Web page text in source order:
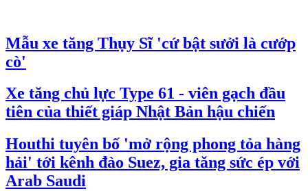
Mẫu xe tăng Thụy Sĩ 'cứ bật sưởi là cướp
cò'
Xe tăng chủ lực Type 61 - viên gạch đầu
tiên của thiết giáp Nhật Bản hậu chiến
Houthi tuyên bố 'mở rộng phong tỏa hàng
hải' tới kênh đào Suez, gia tăng sức ép với
Arab Saudi